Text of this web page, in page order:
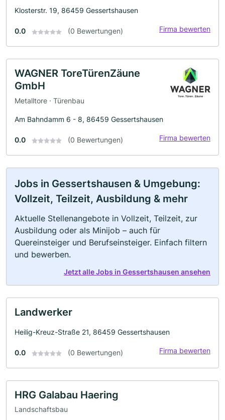
Klosterstr. 19, 86459 Gessertshausen
0.0 (0 Bewertungen) Firma bewerten
WAGNER ToreTürenZäune
GmbH
Metalltore · Türenbau
Am Bahndamm 6 - 8, 86459 Gessertshausen
0.0 (0 Bewertungen) Firma bewerten
Jobs in Gessertshausen & Umgebung:
Vollzeit, Teilzeit, Ausbildung & mehr
Aktuelle Stellenangebote in Vollzeit, Teilzeit, zur
Ausbildung oder als Minijob – auch für
Quereinsteiger und Berufseinsteiger. Einfach filtern
und bewerben.
Jetzt alle Jobs in Gessertshausen ansehen
Landwerker
Heilig-Kreuz-Straße 21, 86459 Gessertshausen
0.0 (0 Bewertungen) Firma bewerten
HRG Galabau Haering
Landschaftsbau